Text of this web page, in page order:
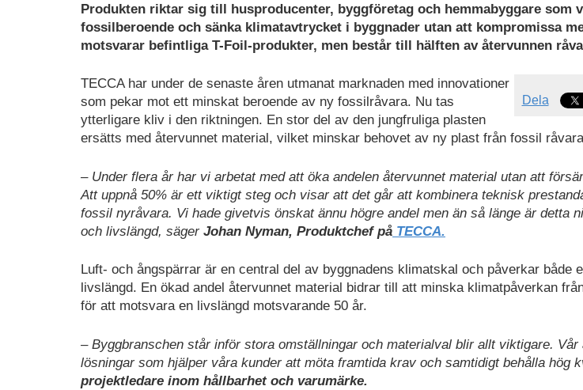
Produkten riktar sig till husproducenter, byggföretag och hemmabyggare som
fossilberoende och sänka klimatavtrycket i byggnader utan att kompromissa
motsvarar befintliga T-Foil-produkter, men består till hälften av återvunnen
Dela
TECCA har under de senaste åren utmanat marknaden med innovationer
som pekar mot ett minskat beroende av ny fossilråvara. Nu tas
ytterligare kliv i den riktningen. En stor del av den jungfruliga plasten
ersätts med återvunnet material, vilket minskar behovet av ny plast från fossil
– Under flera år har vi arbetat med att öka andelen återvunnet material utan att
Att uppnå 50% är ett viktigt steg och visar att det går att kombinera teknisk
fossil nyråvara. Vi hade givetvis önskat ännu högre andel men än så länge är detta
och livslängd, sägerJohan Nyman, Produktchef på TECCA.
Luft- och ångspärrar är en central del av byggnadens klimatskal och påverkar både
livslängd. En ökad andel återvunnet material bidrar till att minska klimatpåverkan
för att motsvara en livslängd motsvarande 50 år.
– Byggbranschen står inför stora omställningar och materialval blir allt viktigare. Vår
lösningar som hjälper våra kunder att möta framtida krav och samtidigt behålla hög
projektledare inom hållbarhet och varumärke.